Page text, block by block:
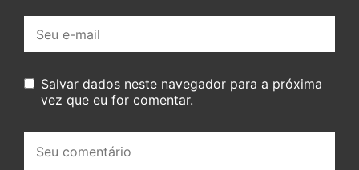
mail:
Salvar dados neste navegador para a próxima
vez que eu for comentar.
comentário: